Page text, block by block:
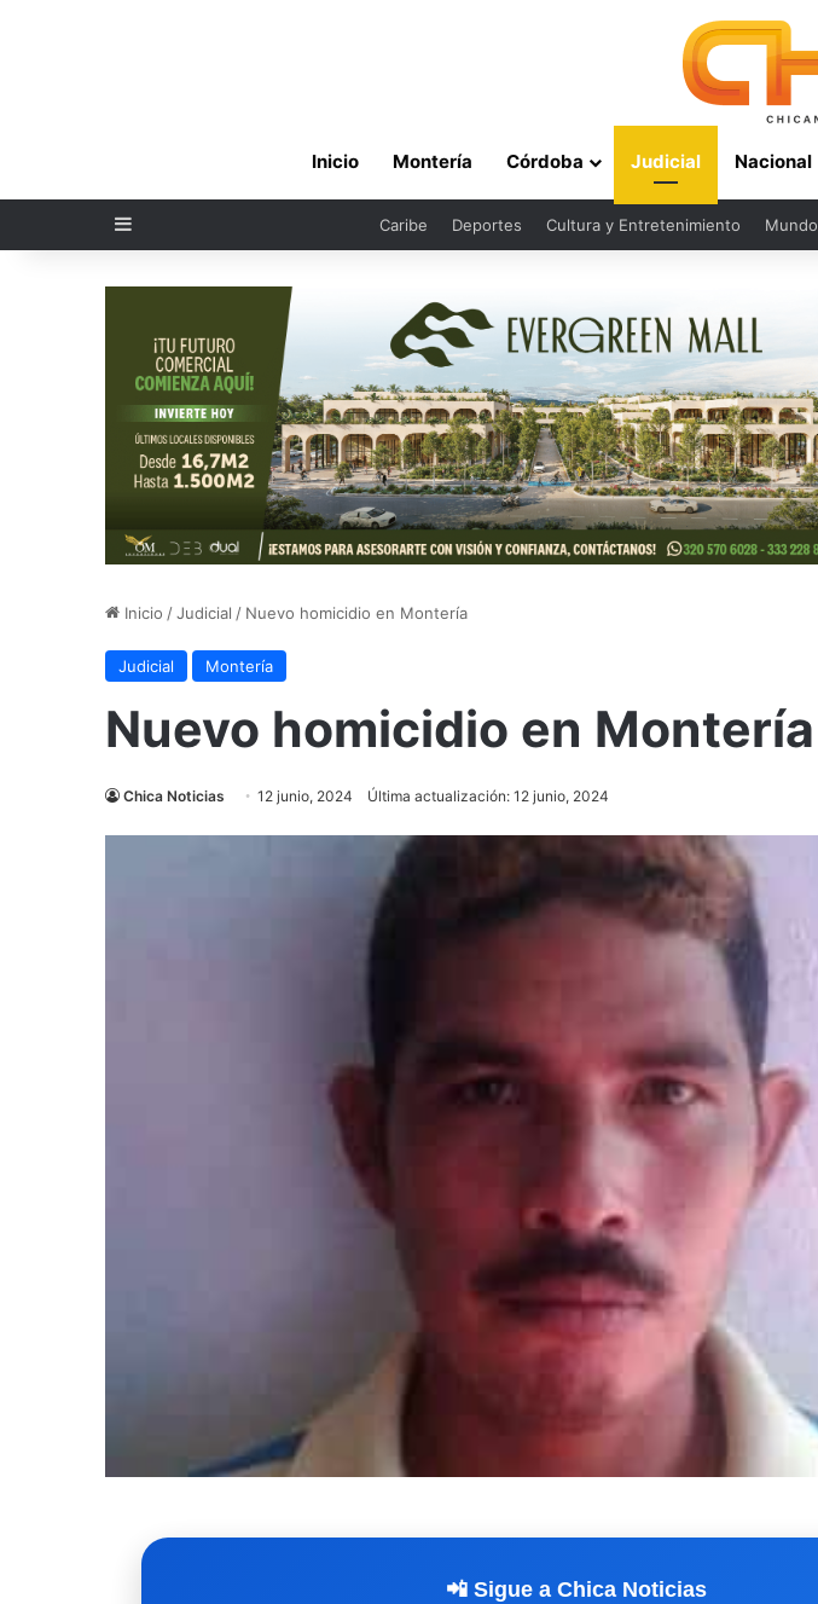
Inicio Montería Córdoba Judicial Nacional
Sidebar Caribe Deportes Cultura y Entretenimiento Mundo
Inicio /Judicial / Nuevo homicidio en Montería
Judicial Montería
Nuevo homicidio en Montería
Chica Noticias 12 junio, 2024 Última actualización: 12 junio, 2024
📲 Sigue a Chica Noticias